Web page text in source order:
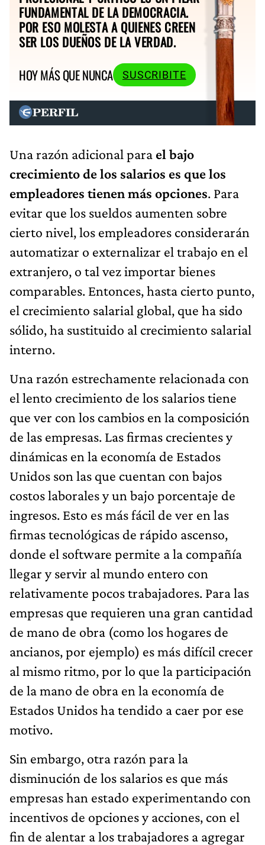
FUNDAMENTAL DE LA DEMOCRACIA.
POR ESO MOLESTA A QUIENES CREEN
SER LOS DUEÑOS DE LA VERDAD.
HOY MÁS QUE NUNCA
SUSCRIBITE
Una razón adicional para el bajo
crecimiento de los salarios es que los
empleadores tienen más opciones. Para
evitar que los sueldos aumenten sobre
cierto nivel, los empleadores considerarán
automatizar o externalizar el trabajo en el
extranjero, o tal vez importar bienes
comparables. Entonces, hasta cierto punto,
el crecimiento salarial global, que ha sido
sólido, ha sustituido al crecimiento salarial
interno.
Una razón estrechamente relacionada con
el lento crecimiento de los salarios tiene
que ver con los cambios en la composición
de las empresas. Las firmas crecientes y
dinámicas en la economía de Estados
Unidos son las que cuentan con bajos
costos laborales y un bajo porcentaje de
ingresos. Esto es más fácil de ver en las
firmas tecnológicas de rápido ascenso,
donde el software permite a la compañía
llegar y servir al mundo entero con
relativamente pocos trabajadores. Para las
empresas que requieren una gran cantidad
de mano de obra (como los hogares de
ancianos, por ejemplo) es más difícil crecer
al mismo ritmo, por lo que la participación
de la mano de obra en la economía de
Estados Unidos ha tendido a caer por ese
motivo.
Sin embargo, otra razón para la
disminución de los salarios es que más
empresas han estado experimentando con
incentivos de opciones y acciones, con el
fin de alentar a los trabajadores a agregar